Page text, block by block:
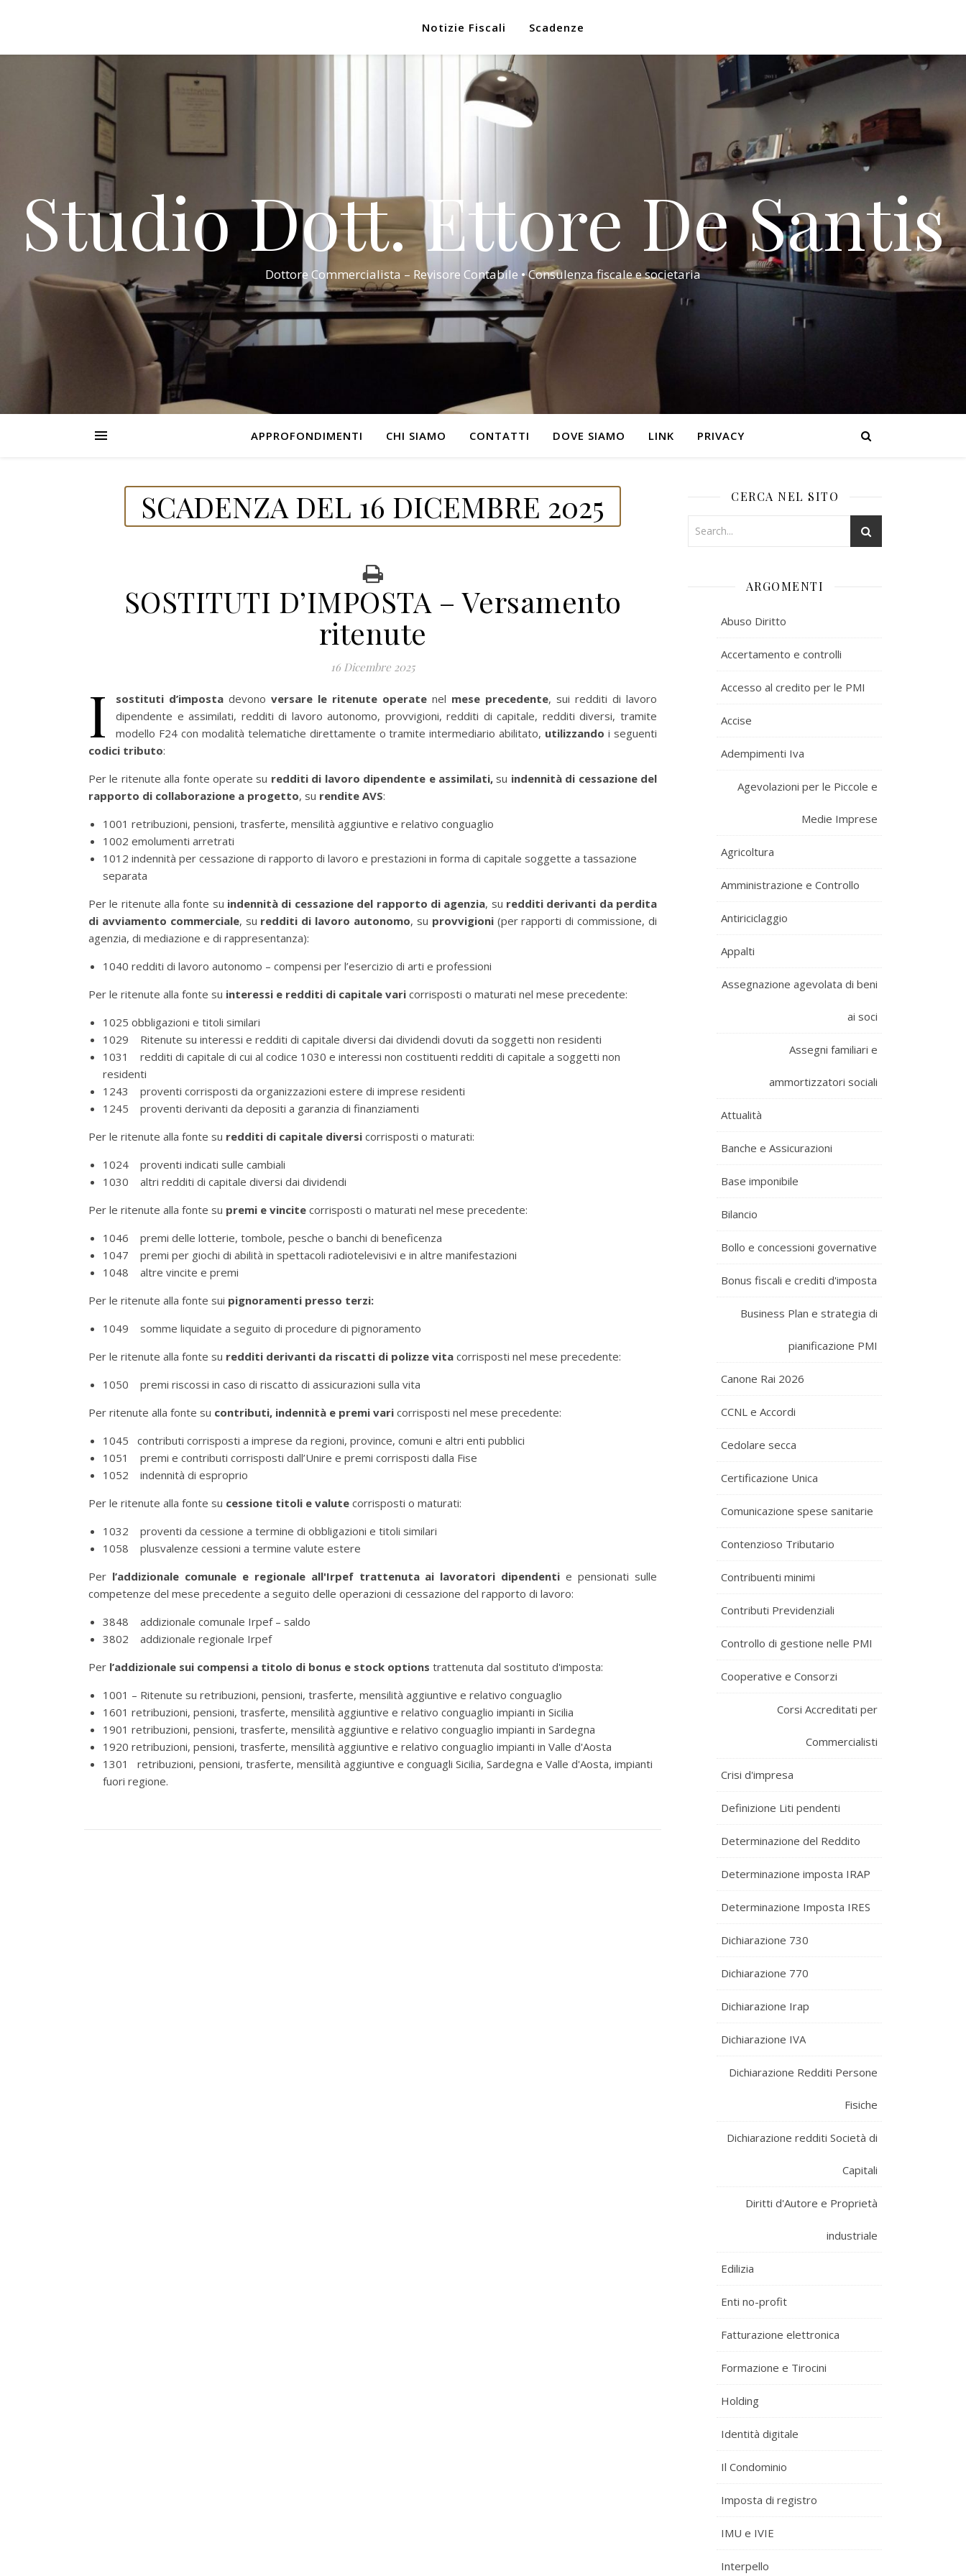
Notizie Fiscali Scadenze
Studio Dott. Ettore De Santis
Dottore Commercialista – Revisore Contabile • Consulenza fiscale e societaria
APPROFONDIMENTI CHI SIAMO CONTATTI DOVE SIAMO LINK PRIVACY
SCADENZA DEL 16 DICEMBRE 2025
SOSTITUTI D’IMPOSTA – Versamento
ritenute
16 Dicembre 2025
I sostituti d’imposta devono versare le ritenute operate nel mese precedente, sui redditi di lavoro
dipendente e assimilati, redditi di lavoro autonomo, provvigioni, redditi di capitale, redditi diversi, tramite
modello F24 con modalità telematiche direttamente o tramite intermediario abilitato, utilizzandoi seguenti
codici tributo:
Per le ritenute alla fonte operate su redditi di lavoro dipendente e assimilati, su indennità di cessazione del
rapporto di collaborazione a progetto, su rendite AVS:
1001 retribuzioni, pensioni, trasferte, mensilità aggiuntive e relativo conguaglio
1002 emolumenti arretrati
1012 indennità per cessazione di rapporto di lavoro e prestazioni in forma di capitale soggette a tassazione
separata
Per le ritenute alla fonte su indennità di cessazione del rapporto di agenzia, su redditi derivanti da perdita
di avviamento commerciale, su redditi di lavoro autonomo, su provvigioni(per rapporti di commissione, di
agenzia, di mediazione e di rappresentanza):
1040 redditi di lavoro autonomo – compensi per l’esercizio di arti e professioni
Per le ritenute alla fonte su interessi e redditi di capitale vari corrisposti o maturati nel mese precedente:
1025 obbligazioni e titoli similari
1029 Ritenute su interessi e redditi di capitale diversi dai dividendi dovuti da soggetti non residenti
1031 redditi di capitale di cui al codice 1030 e interessi non costituenti redditi di capitale a soggetti non
residenti
1243 proventi corrisposti da organizzazioni estere di imprese residenti
1245 proventi derivanti da depositi a garanzia di finanziamenti
Per le ritenute alla fonte su redditi di capitale diversi corrisposti o maturati:
1024 proventi indicati sulle cambiali
1030 altri redditi di capitale diversi dai dividendi
Per le ritenute alla fonte su premi e vincite corrisposti o maturati nel mese precedente:
1046 premi delle lotterie, tombole, pesche o banchi di beneficenza
1047 premi per giochi di abilità in spettacoli radiotelevisivi e in altre manifestazioni
1048 altre vincite e premi
Per le ritenute alla fonte sui pignoramenti presso terzi:
1049 somme liquidate a seguito di procedure di pignoramento
Per le ritenute alla fonte su redditi derivanti da riscatti di polizze vita corrisposti nel mese precedente:
1050 premi riscossi in caso di riscatto di assicurazioni sulla vita
Per ritenute alla fonte su contributi, indennità e premi vari corrisposti nel mese precedente:
1045 contributi corrisposti a imprese da regioni, province, comuni e altri enti pubblici
1051 premi e contributi corrisposti dall’Unire e premi corrisposti dalla Fise
1052 indennità di esproprio
Per le ritenute alla fonte su cessione titoli e valute corrisposti o maturati:
1032 proventi da cessione a termine di obbligazioni e titoli similari
1058 plusvalenze cessioni a termine valute estere
Per l’addizionale comunale e regionale all'Irpef trattenuta ai lavoratori dipendenti e pensionati sulle
competenze del mese precedente a seguito delle operazioni di cessazione del rapporto di lavoro:
3848 addizionale comunale Irpef – saldo
3802 addizionale regionale Irpef
Per l’addizionale sui compensi a titolo di bonus e stock options trattenuta dal sostituto d'imposta:
1001 – Ritenute su retribuzioni, pensioni, trasferte, mensilità aggiuntive e relativo conguaglio
1601 retribuzioni, pensioni, trasferte, mensilità aggiuntive e relativo conguaglio impianti in Sicilia
1901 retribuzioni, pensioni, trasferte, mensilità aggiuntive e relativo conguaglio impianti in Sardegna
1920 retribuzioni, pensioni, trasferte, mensilità aggiuntive e relativo conguaglio impianti in Valle d'Aosta
1301 retribuzioni, pensioni, trasferte, mensilità aggiuntive e conguagli Sicilia, Sardegna e Valle d'Aosta, impianti
fuori regione.
CERCA NEL SITO
ARGOMENTI
Abuso Diritto
Accertamento e controlli
Accesso al credito per le PMI
Accise
Adempimenti Iva
Agevolazioni per le Piccole e
Medie Imprese
Agricoltura
Amministrazione e Controllo
Antiriciclaggio
Appalti
Assegnazione agevolata di beni
ai soci
Assegni familiari e
ammortizzatori sociali
Attualità
Banche e Assicurazioni
Base imponibile
Bilancio
Bollo e concessioni governative
Bonus fiscali e crediti d'imposta
Business Plan e strategia di
pianificazione PMI
Canone Rai 2026
CCNL e Accordi
Cedolare secca
Certificazione Unica
Comunicazione spese sanitarie
Contenzioso Tributario
Contribuenti minimi
Contributi Previdenziali
Controllo di gestione nelle PMI
Cooperative e Consorzi
Corsi Accreditati per
Commercialisti
Crisi d'impresa
Definizione Liti pendenti
Determinazione del Reddito
Determinazione imposta IRAP
Determinazione Imposta IRES
Dichiarazione 730
Dichiarazione 770
Dichiarazione Irap
Dichiarazione IVA
Dichiarazione Redditi Persone
Fisiche
Dichiarazione redditi Società di
Capitali
Diritti d'Autore e Proprietà
industriale
Edilizia
Enti no-profit
Fatturazione elettronica
Formazione e Tirocini
Holding
Identità digitale
Il Condominio
Imposta di registro
IMU e IVIE
Interpello